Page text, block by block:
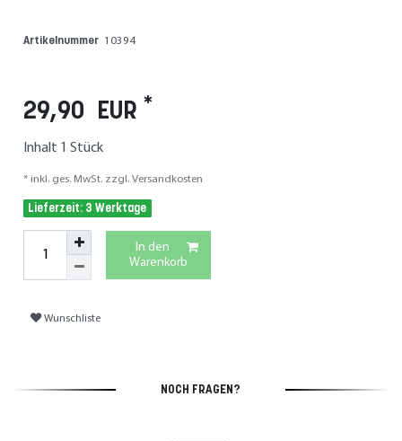
Artikelnummer 10394
29,90 EUR *
Inhalt 1Stück
* inkl. ges. MwSt. zzgl. Versandkosten
Lieferzeit: 3 Werktage
In den
Warenkorb
Wunschliste
NOCH FRAGEN?